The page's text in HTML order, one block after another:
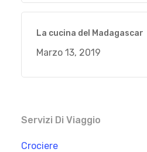
La cucina del Madagascar
Marzo 13, 2019
Servizi Di Viaggio
Crociere